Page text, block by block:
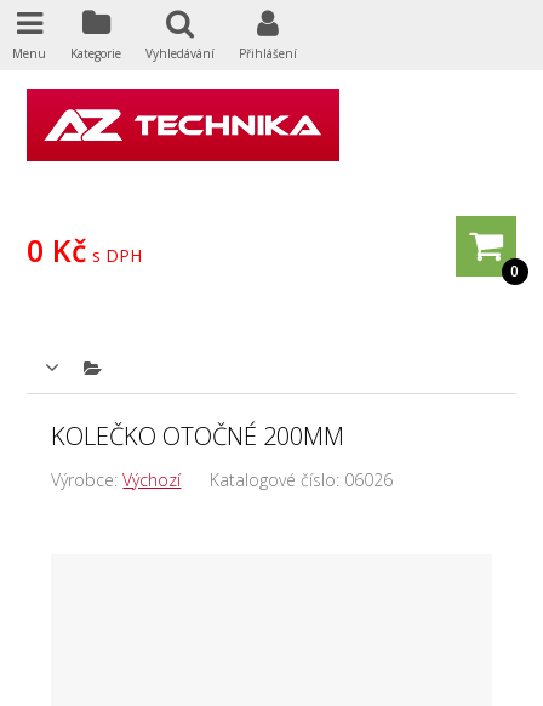
0
0 Kč s DPH
KOLEČKO OTOČNÉ 200MM
Výrobce:Výchozí Katalogové číslo: 06026
Menu Kategorie Vyhledávání Přihlášení